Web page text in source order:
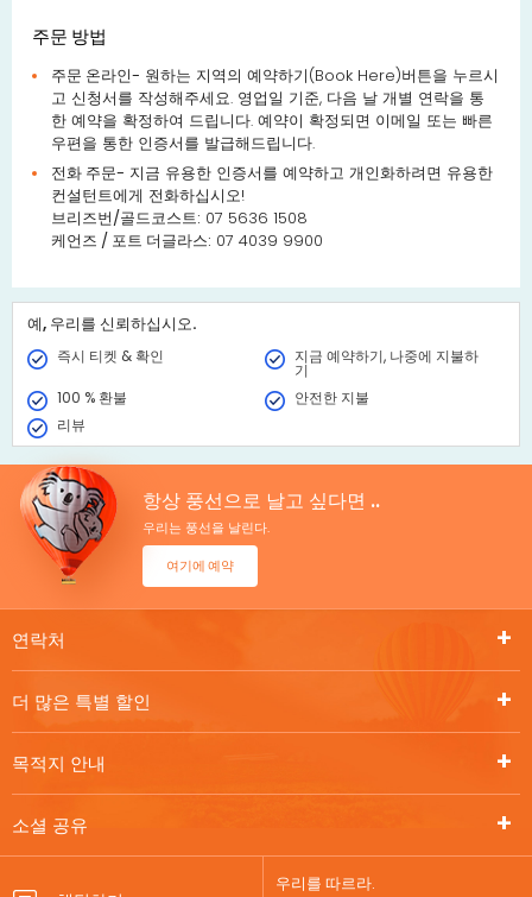
주문 방법
주문 온라인- 원하는 지역의 예약하기(Book Here)버튼을 누르시
고 신청서를 작성해주세요. 영업일 기준, 다음 날 개별 연락을 통
한 예약을 확정하여 드립니다. 예약이 확정되면 이메일 또는 빠른
우편을 통한 인증서를 발급해드립니다.
전화 주문- 지금 유용한 인증서를 예약하고 개인화하려면 유용한
컨설턴트에게 전화하십시오!
브리즈번/골드코스트: 07 5636 1508
케언즈 / 포트 더글라스: 07 4039 9900
예, 우리를 신뢰하십시오.
즉시 티켓 & 확인 지금 예약하기, 나중에 지불하
기
100 % 환불
안전한 지불
리뷰
항상 풍선으로 날고 싶다면 ..
우리는 풍선을 날린다.
여기에 예약
더 많은 특별 할인
목적지 안내
소셜 공유
연락처
우리를 따르라.